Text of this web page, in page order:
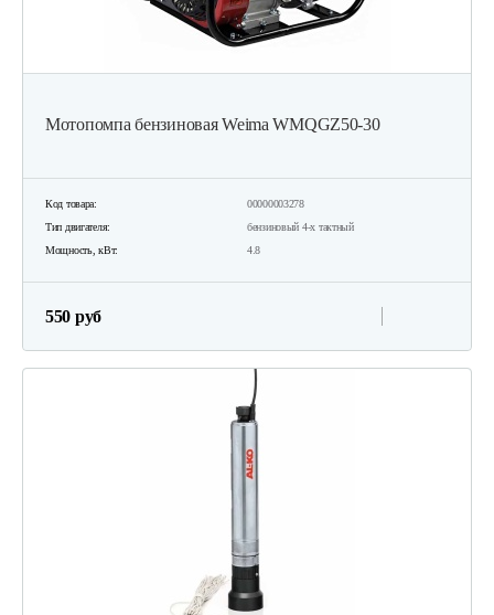
Мотопомпа бензиновая Weima WMQGZ50-30
Код товара:
00000003278
Тип двигателя:
бензиновый 4-х тактный
Мощность, кВт:
4.8
550 руб